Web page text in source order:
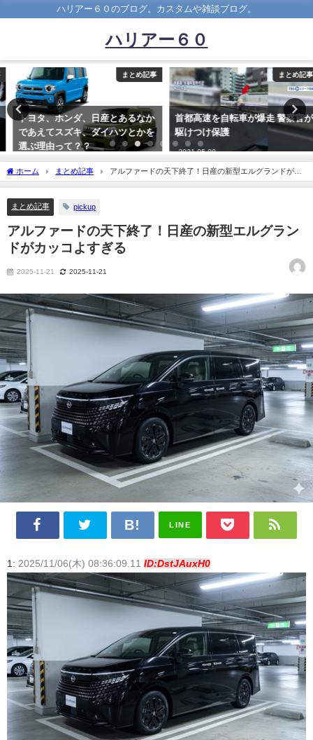
ハリアー６０のブログ。カスタムや雑談ブログ。
ハリアー６０
まとめ記事
トヨタ、ホンダ、日産とあるなか
であえてスズキ、ダイハツとかを
選ぶ理由って？？
まとめ記事
首都高速を自転車が爆走 警察官が
駆けつけ保護
2021-05-09
ホーム まとめ記事
アルファードの天下終了！日産の新型エルグランドがカ
ッコよすぎる
まとめ記事 pickup
アルファードの天下終了！日産の新型エルグラン
ドがカッコよすぎる
2025-11-21 2025-11-21
LINE
1: 2025/11/06(木) 08:36:09.11 ID:DstJAuxH0